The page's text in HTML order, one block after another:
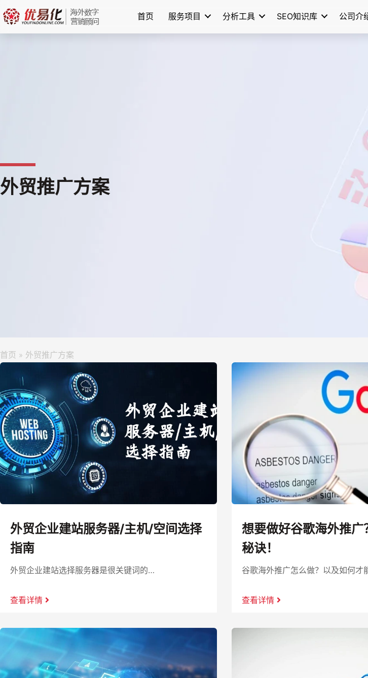
至
内
首页 服务项目 分析工具 SEO知识库 公司介
外贸推广方案
首页 » 外贸推广方案
外贸企业建站服务器/主机/空间选择
指南
外贸企业建站选择服务器是很关键词的…
查看详情
想要做好谷歌海外推
秘诀！
谷歌海外推广怎么做？以及如何才
查看详情